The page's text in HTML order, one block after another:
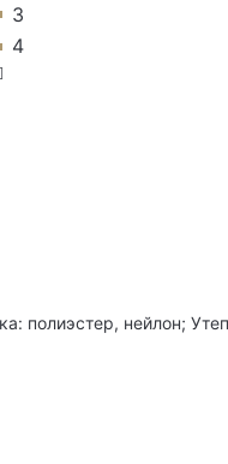
3
4
полиэстер, нейлон;